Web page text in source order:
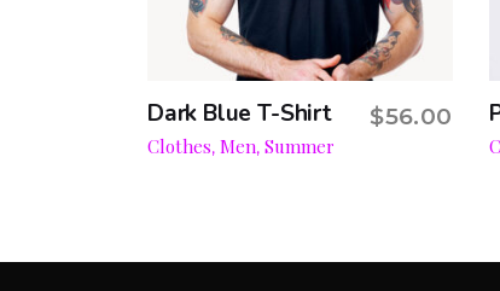
Add to cart
Dark Blue T-Shirt $56.00
Clothes, Men, Summer